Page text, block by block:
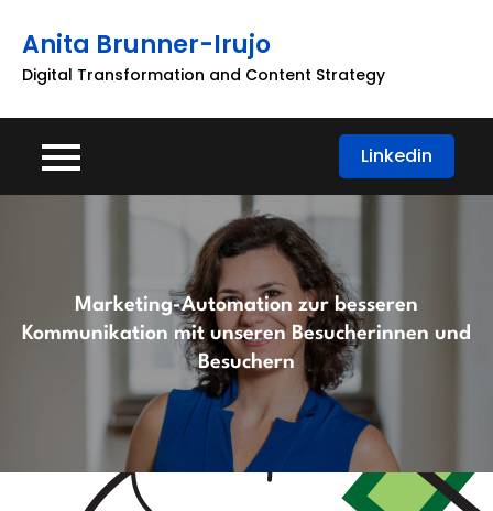
content
Anita Brunner-Irujo
Digital Transformation and Content Strategy
Linkedin
Marketing-Automation zur besseren
Kommunikation mit unseren Besucherinnen und
Besuchern